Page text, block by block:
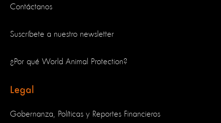
Contáctanos
Suscríbete a nuestro newsletter
¿Por qué World Animal Protection?
Legal
Gobernanza, Políticas y Reportes Financieros